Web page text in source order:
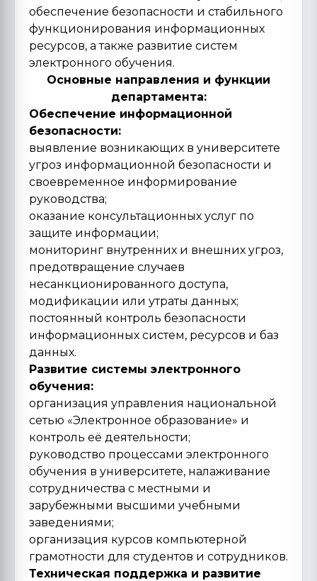
обеспечение безопасности и стабильного
функционирования информационных
ресурсов, а также развитие систем
электронного обучения.
Основные направления и функции
департамента:
Обеспечение информационной
безопасности:
выявление возникающих в университете
угроз информационной безопасности и
своевременное информирование
руководства;
оказание консультационных услуг по
защите информации;
мониторинг внутренних и внешних угроз,
предотвращение случаев
несанкционированного доступа,
модификации или утраты данных;
постоянный контроль безопасности
информационных систем, ресурсов и баз
данных.
Развитие системы электронного
обучения:
организация управления национальной
сетью «Электронное образование» и
контроль её деятельности;
руководство процессами электронного
обучения в университете, налаживание
сотрудничества с местными и
зарубежными высшими учебными
заведениями;
организация курсов компьютерной
грамотности для студентов и сотрудников.
Техническая поддержка и развитие